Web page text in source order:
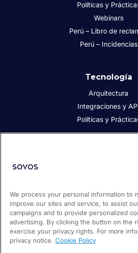
Políticas y
Webinars
Perú – Libro de
Perú – Incidencias
Tecnología
Arquitectura
Integraciones y
Políticas y
Responsabilidad
Soporte / Portal de
Empleos
We process your personal information to
improve our sites and service, to assist
campaigns and to provide personalized
advertising. By clicking the button on the
exercise your privacy rights. For more
privacy notice. Cookie Policy